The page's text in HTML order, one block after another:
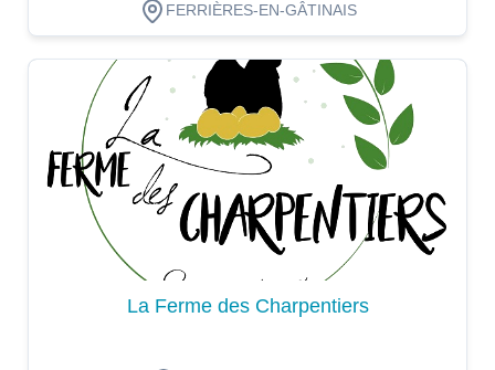
FERRIÈRES-EN-GÂTINAIS
Dégustation
La Ferme des Charpentiers